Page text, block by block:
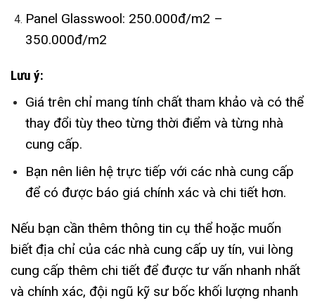
Panel Glasswool: 250.000đ/m2 –
350.000đ/m2
Lưu ý:
Giá trên chỉ mang tính chất tham khảo và có thể
thay đổi tùy theo từng thời điểm và từng nhà
cung cấp.
Bạn nên liên hệ trực tiếp với các nhà cung cấp
để có được báo giá chính xác và chi tiết hơn.
Nếu bạn cần thêm thông tin cụ thể hoặc muốn
biết địa chỉ của các nhà cung cấp uy tín, vui lòng
cung cấp thêm chi tiết để được tư vấn nhanh nhất
và chính xác, đội ngũ kỹ sư bốc khối lượng nhanh